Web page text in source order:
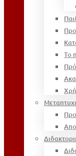
Το